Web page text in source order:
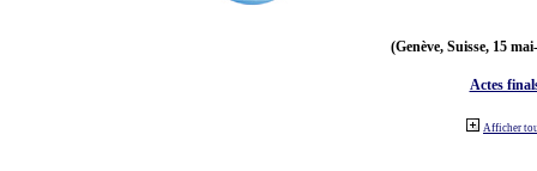
(Genève, Suisse, 15
Actes
Afficher